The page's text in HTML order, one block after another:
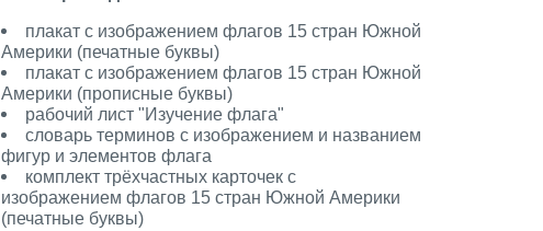
плакат с изображением флагов 15 стран Южной
Америки (печатные буквы)
плакат с изображением флагов 15 стран Южной
Америки (прописные буквы)
рабочий лист "Изучение флага"
словарь терминов с изображением и названием
фигур и элементов флага
комплект трёхчастных карточек с
изображением флагов 15 стран Южной Америки
(печатные буквы)